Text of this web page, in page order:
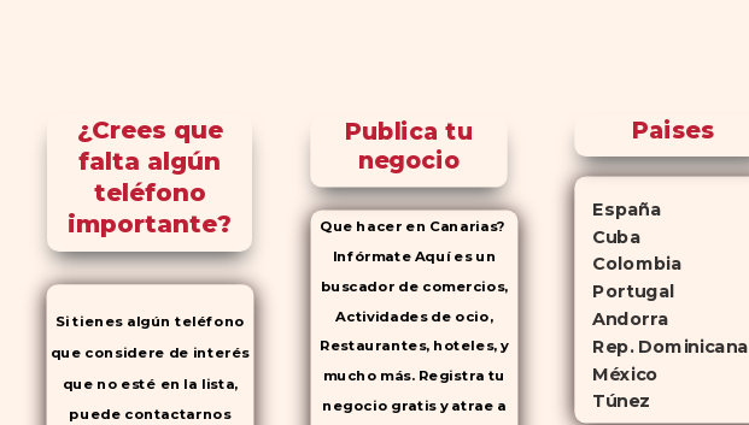
¿Crees que
falta algún
teléfono
importante?
Si tienes algún teléfono
que considere de interés
que no esté en la lista,
puede contactarnos
Publica tu
negocio
Que hacer en Canarias?
Infórmate Aquí es un
buscador de comercios,
Actividades de ocio,
Restaurantes, hoteles, y
mucho más. Registra tu
negocio gratis y atrae a
Paises
España
Cuba
Colombia
Portugal
Andorra
Rep. Dominicana
México
Túnez